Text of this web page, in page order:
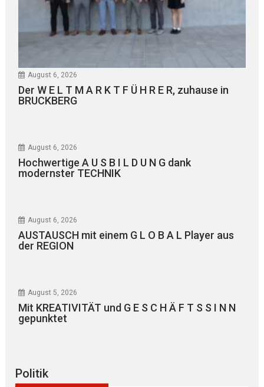
August 6, 2026
Der W E L T M A R K T F Ü H R E R, zuhause in
BRUCKBERG
August 6, 2026
Hochwertige A U S B I L D U N G dank
modernster TECHNIK
August 6, 2026
AUSTAUSCH mit einem G L O B A L Player aus
der REGION
August 5, 2026
Mit KREATIVITÄT und G E S C H Ä F T S S I N N
gepunktet
Politik